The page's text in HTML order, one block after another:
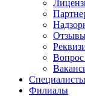
Вопрос
Специалисты
Филиалы